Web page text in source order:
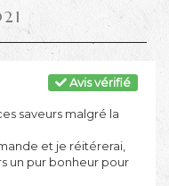
Avis vérifié
saveurs malgré la
et je réitérerai,
un pur bonheur pour